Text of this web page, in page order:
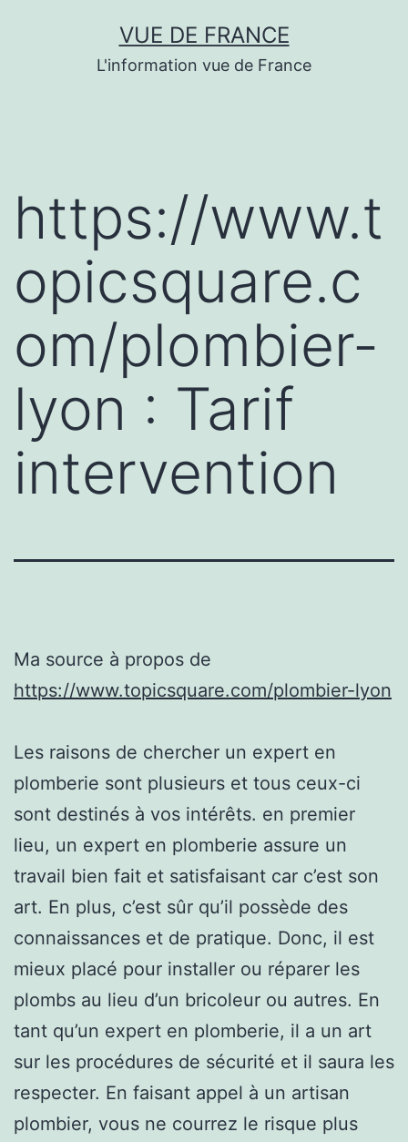
VUE DE FRANCE
L'information vue de France
https://www.t
opicsquare.c
om/plombier-
lyon : Tarif
intervention
Ma source à propos de
https://www.topicsquare.com/plombier-lyon
Les raisons de chercher un expert en
plomberie sont plusieurs et tous ceux-ci
sont destinés à vos intérêts. en premier
lieu, un expert en plomberie assure un
travail bien fait et satisfaisant car c’est son
art. En plus, c’est sûr qu’il possède des
connaissances et de pratique. Donc, il est
mieux placé pour installer ou réparer les
plombs au lieu d’un bricoleur ou autres. En
tant qu’un expert en plomberie, il a un art
sur les procédures de sécurité et il saura les
respecter. En faisant appel à un artisan
plombier, vous ne courrez le risque plus